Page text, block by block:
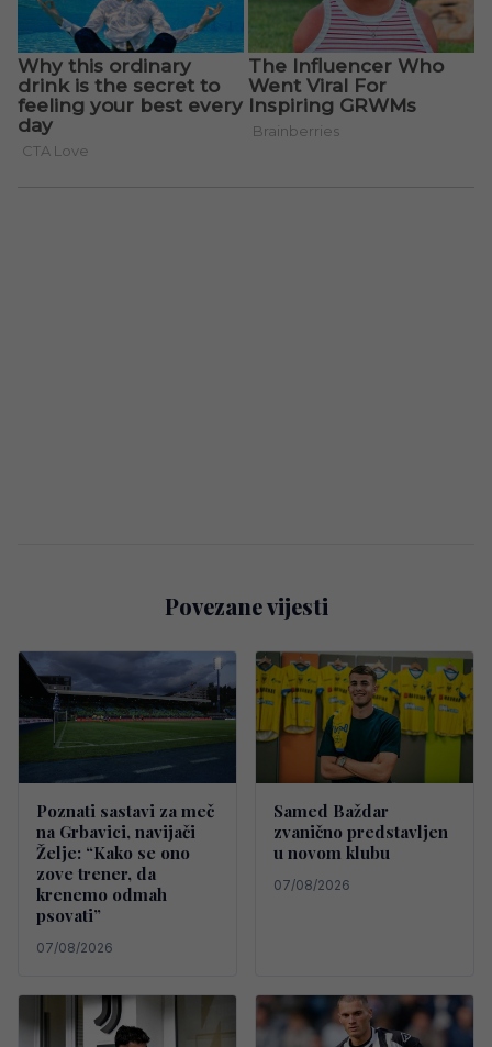
Povezane vijesti
Poznati sastavi za meč
na Grbavici, navijači
Želje: “Kako se ono
zove trener, da
krenemo odmah
psovati”
07/08/2026
Samed Baždar
zvanično predstavljen
u novom klubu
07/08/2026